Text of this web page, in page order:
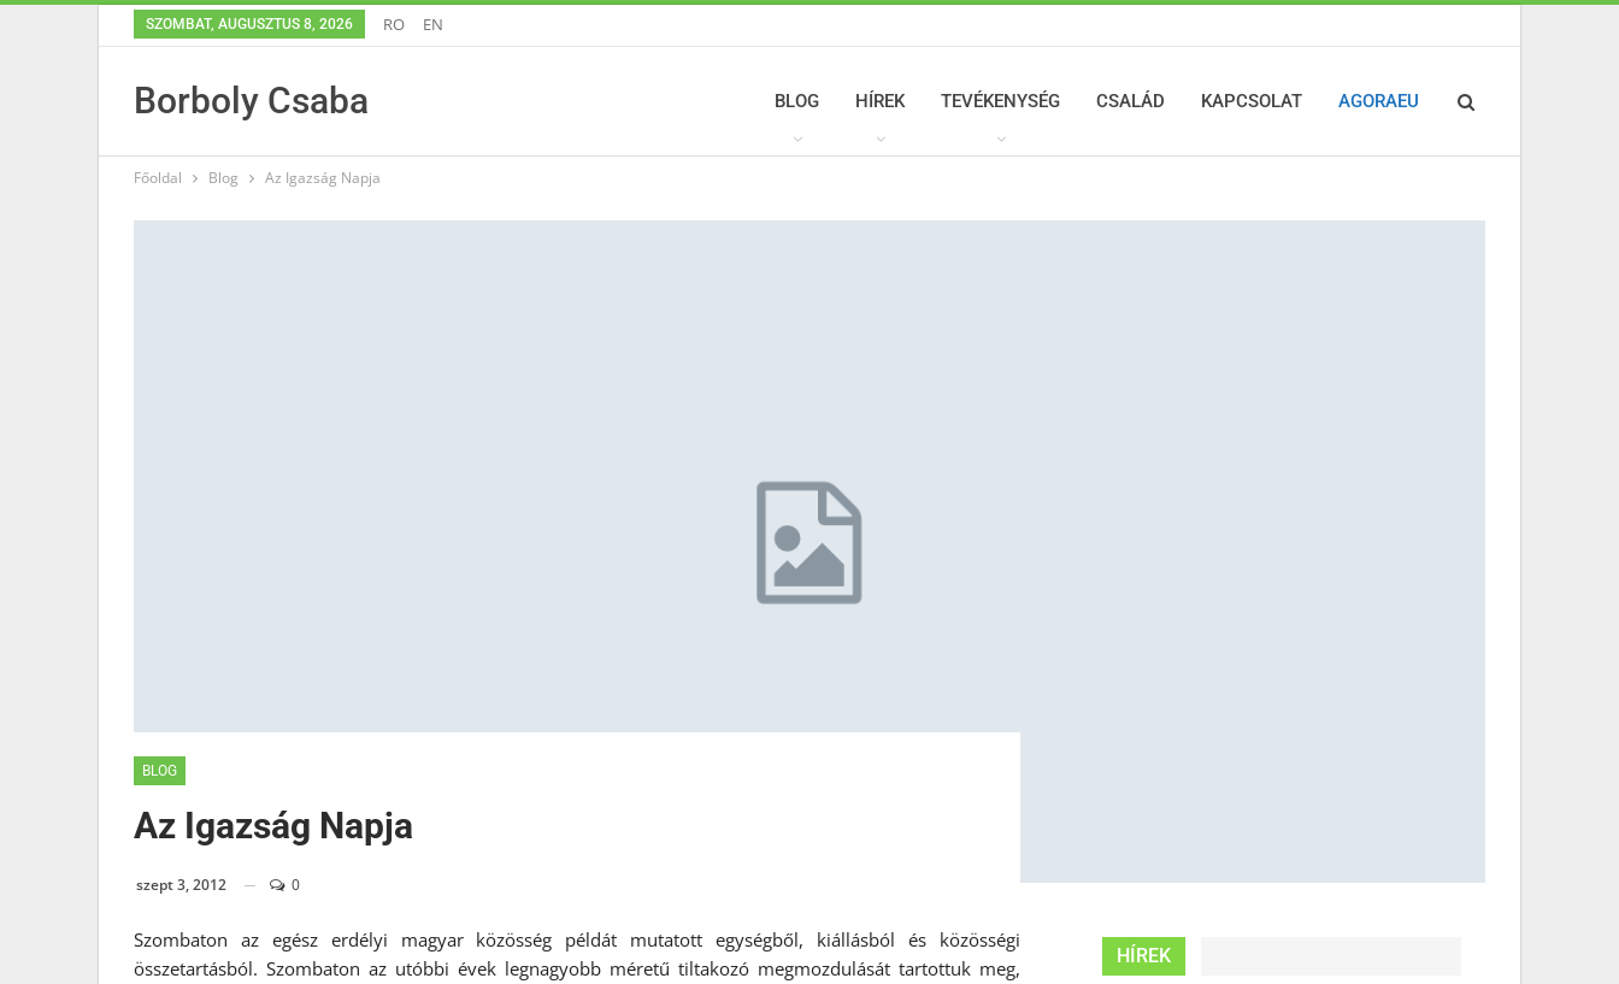
SZOMBAT, AUGUSZTUS 8, 2026 RO EN
Borboly Csaba BLOG HÍREK TEVÉKENYSÉG CSALÁD KAPCSOLAT AGORAEU
Főoldal Blog Az Igazság Napja
BLOG
Az Igazság Napja
szept 3, 2012 0
Szombaton az egész erdélyi magyar közösség példát mutatott egységből, kiállásból és közösségi
összetartásból. Szombaton az utóbbi évek legnagyobb méretű tiltakozó megmozdulását tartottuk meg,
HÍREK